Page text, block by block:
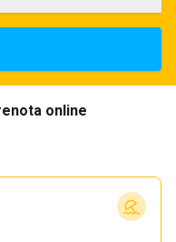
online